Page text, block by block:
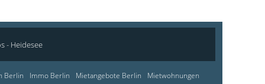
- Heidesee
Berlin Immo Berlin Mietangebote Berlin
Mietwohnungen